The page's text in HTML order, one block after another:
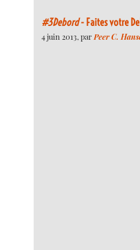
#3Debord- Faites votre
4 juin 2013, parPeer C.